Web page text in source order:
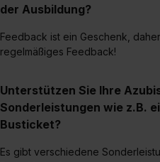
Auswahl über die
der Kategorien
Media und Marketing“
S. 1 lit. a) DS-GVO). Die
angemessenes
II). Du kannst die von dir
Wirkung für die Zukunft
der Ausbildung?
Feedback ist ein Geschenk,
regelmäßiges Feedback!
Unterstützen Sie Ihre
Sonderleistungen wie z.B.
Busticket?
Es gibt verschiedene